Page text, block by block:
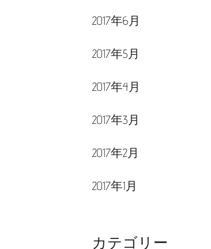
2017年6月
2017年5月
2017年4月
2017年3月
2017年2月
2017年1月
カテゴリー